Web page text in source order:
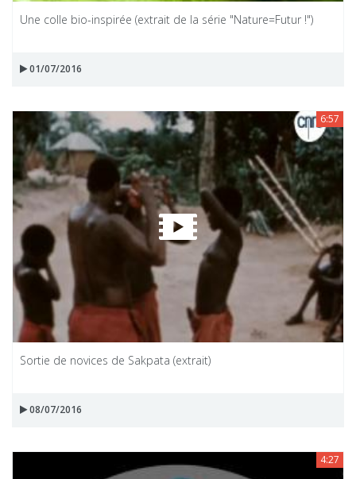
Une colle bio-inspirée (extrait de la série "Nature=Futur !")
01/07/2016
6:57
Sortie de novices de Sakpata (extrait)
08/07/2016
4:27